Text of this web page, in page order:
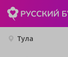
Тула